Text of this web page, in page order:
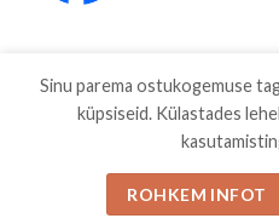
KAUBAMÄRGID
Copyright 2026
Sinu parema ostukogemuse
küpsiseid. Külastades
ROHKEM INFOT